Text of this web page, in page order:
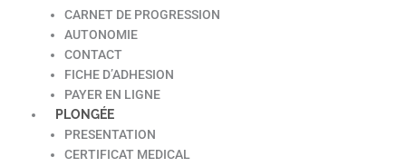
CARNET DE PROGRESSION
AUTONOMIE
CONTACT
FICHE D’ADHESION
PAYER EN LIGNE
PLONGÉE
PRESENTATION
CERTIFICAT MEDICAL